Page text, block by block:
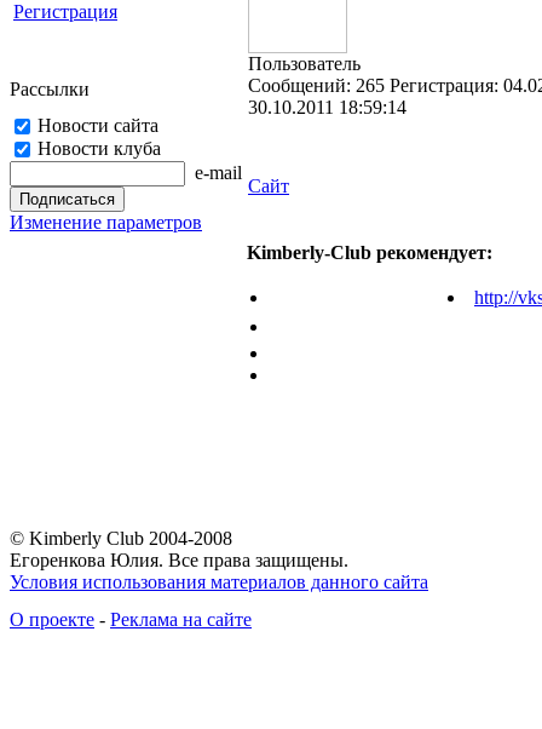
Регистрация
Рассылки
Новости сайта
Новости клуба
e-mail
Изменение параметров
Пользователь
Cообщений: 265 Регистрация:
30.10.2011 18:59:14
Сайт
Kimberly-Club рекомендует:
http://
© Kimberly Club 2004-2008
Егоренкова Юлия. Все права защищены.
Условия использования материалов данного сайта
О проекте - Реклама на сайте